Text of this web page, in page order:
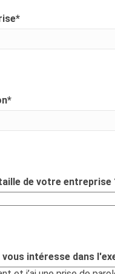
*
*
de votre entreprise
intéresse dans